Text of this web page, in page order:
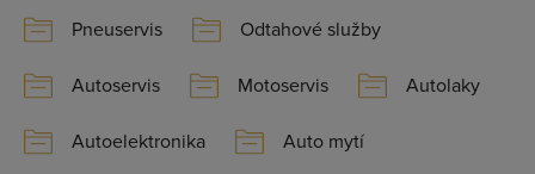
Pneuservis Odtahové služby
Autoservis Motoservis Autolaky
Autoelektronika Auto mytí